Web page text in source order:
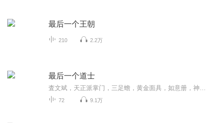
最后一个王朝
210 2.2万
最后一个道士
72 9.1万